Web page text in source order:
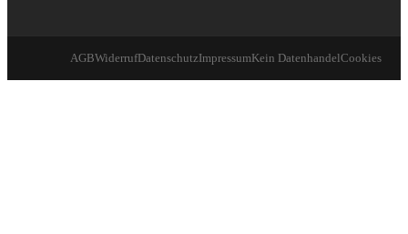
AGBWiderrufDatenschutzImpressumKein DatenhandelCookies